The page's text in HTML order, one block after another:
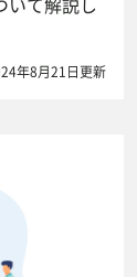
年8月21日更新